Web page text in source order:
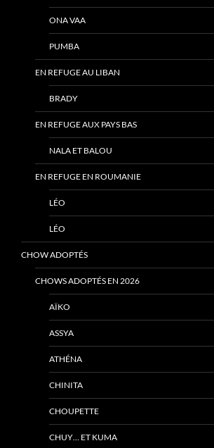
ONA VAA
PUMBA
EN REFUGE AU LIBAN
BRADY
EN REFUGE AUX PAYS BAS
NALA ET BALOU
EN REFUGE EN ROUMANIE
LÉO
LÉO
CHOW ADOPTÉS
CHOWS ADOPTÉS EN 2026
AÏKO
ASSYA
ATHÉNA
CHINITA
CHOUPETTE
CHUY… ET KUMA